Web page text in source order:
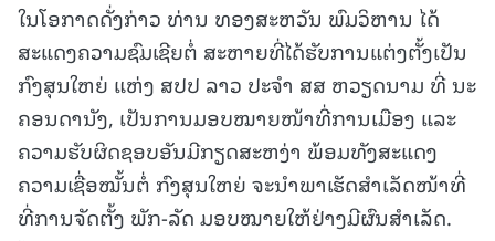
ໃນໂອກາດດັ່ງກ່າວ ທ່ານ ທອງສະຫວັນ ພົມວິຫານ ໄດ້
ສະແດງຄວາມຊົມເຊີຍຕໍ່ ສະຫາຍທີ່ໄດ້ຮັບການແຕ່ງຕັ້ງເປັນ
ກົງສຸນໃຫຍ່ ແຫ່ງ ສປປ ລາວ ປະຈຳ ສສ ຫວຽດນາມ ທີ່ ນະ
ຄອນດານັງ, ເປັນການມອບໝາຍໜ້າທີ່ການເມືອງ ແລະ
ຄວາມຮັບຜິດຊອບອັນມີກຽດສະຫງ່າ ພ້ອມທັງສະແດງ
ຄວາມເຊື່ອໝັ້ນຕໍ່ ກົງສຸນໃຫຍ່ ຈະນຳພາເຮັດສຳເລັດໜ້າທີ່
ທີ່ການຈັດຕັ້ງ ພັກ-ລັດ ມອບໝາຍໃຫ້ຢ່າງມີຜົນສຳເລັດ.